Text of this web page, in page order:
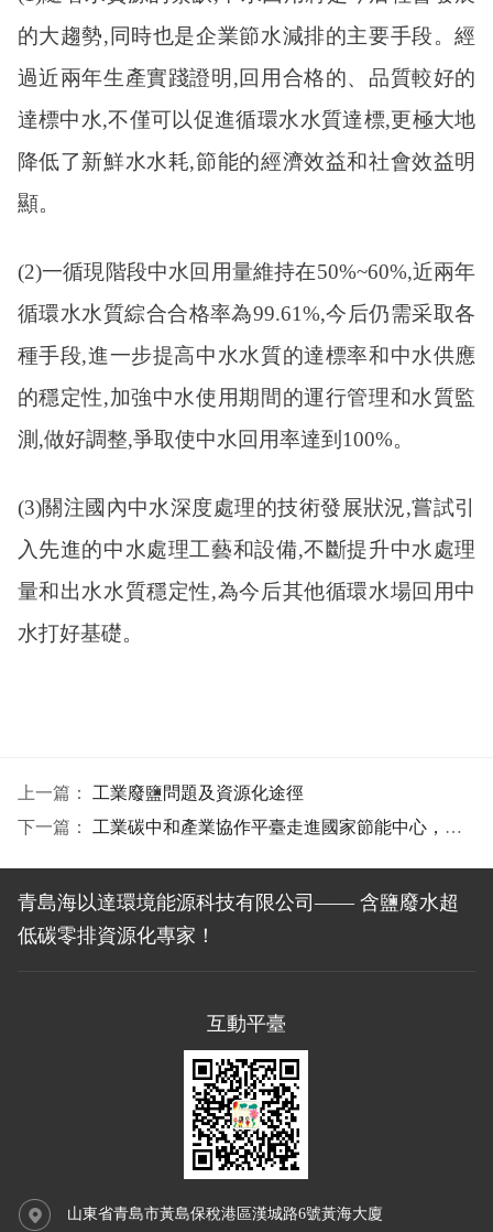
的大趨勢,同時也是企業節水減排的主要手段。經
過近兩年生產實踐證明,回用合格的、品質較好的
達標中水,不僅可以促進循環水水質達標,更極大地
降低了新鮮水水耗,節能的經濟效益和社會效益明
顯。
(2)一循現階段中水回用量維持在50%~60%,近兩年
循環水水質綜合合格率為99.61%,今后仍需采取各
種手段,進一步提高中水水質的達標率和中水供應
的穩定性,加強中水使用期間的運行管理和水質監
測,做好調整,爭取使中水回用率達到100%。
(3)關注國內中水深度處理的技術發展狀況,嘗試引
入先進的中水處理工藝和設備,不斷提升中水處理
量和出水水質穩定性,為今后其他循環水場回用中
水打好基礎。
上一篇： 工業廢鹽問題及資源化途徑
下一篇： 工業碳中和產業協作平臺走進國家節能中心，拜訪中心領導
青島海以達環境能源科技有限公司—— 含鹽廢水超
低碳零排資源化專家！
互動平臺
山東省青島市黃島保稅港區漢城路6號黃海大廈